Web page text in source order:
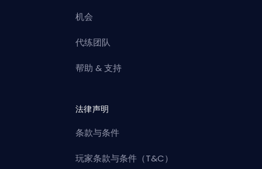
机会
代练团队
帮助 & 支持
法律声明
条款与条件
玩家条款与条件（T&C）